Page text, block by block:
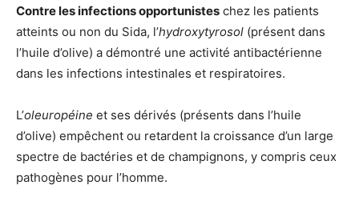
Contre les infections opportunistes chez les patients
atteints ou non du Sida, l’hydroxytyrosol (présent dans
l’huile d’olive) a démontré une activité antibactérienne
dans les infections intestinales et respiratoires.
L’oleuropéine et ses dérivés (présents dans l’huile
d’olive) empêchent ou retardent la croissance d’un large
spectre de bactéries et de champignons, y compris ceux
pathogènes pour l’homme.